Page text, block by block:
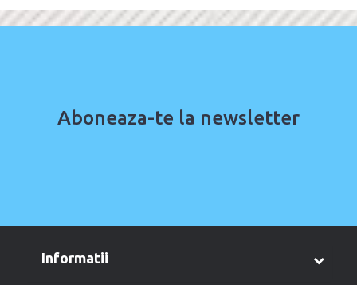
Aboneaza-te la newsletter
informatii